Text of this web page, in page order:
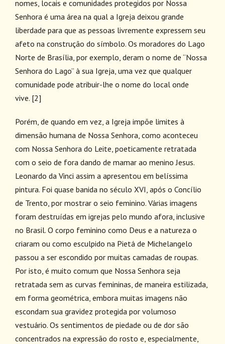
nomes, locais e comunidades protegidos por Nossa
Senhora é uma área na qual a Igreja deixou grande
liberdade para que as pessoas livremente expressem seu
afeto na construção do símbolo. Os moradores do Lago
Norte de Brasília, por exemplo, deram o nome de “Nossa
Senhora do Lago” à sua Igreja, uma vez que qualquer
comunidade pode atribuir-lhe o nome do local onde
vive. [2]
Porém, de quando em vez, a Igreja impõe limites à
dimensão humana de Nossa Senhora, como aconteceu
com Nossa Senhora do Leite, poeticamente retratada
com o seio de fora dando de mamar ao menino Jesus.
Leonardo da Vinci assim a apresentou em belíssima
pintura. Foi quase banida no século XVI, após o Concílio
de Trento, por mostrar o seio feminino. Várias imagens
foram destruídas em igrejas pelo mundo afora, inclusive
no Brasil. O corpo feminino como Deus e a natureza o
criaram ou como esculpido na Pietá de Michelangelo
passou a ser escondido por muitas camadas de roupas.
Por isto, é muito comum que Nossa Senhora seja
retratada sem as curvas femininas, de maneira estilizada,
em forma geométrica, embora muitas imagens não
escondam sua gravidez protegida por volumoso
vestuário. Os sentimentos de piedade ou de dor são
concentrados na expressão do rosto e, especialmente,